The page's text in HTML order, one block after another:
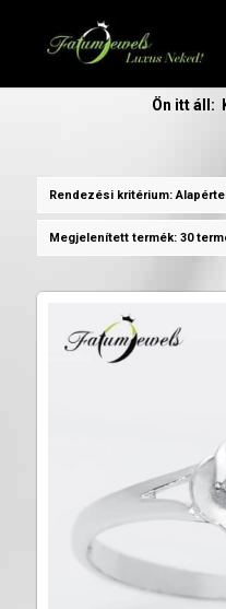
Ön itt áll:
Rendezési kritérium:
Megjelenített termék: 30